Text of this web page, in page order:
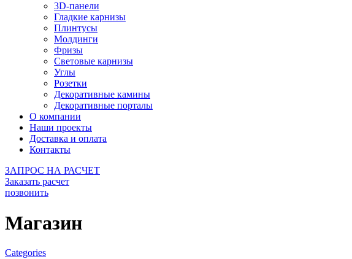
3D-панели
Гладкие карнизы
Плинтусы
Молдинги
Фризы
Световые карнизы
Углы
Розетки
Декоративные камины
Декоративные порталы
О компании
Наши проекты
Доставка и оплата
Контакты
ЗАПРОС НА РАСЧЕТ
Заказать расчет
позвонить
Магазин
Categories